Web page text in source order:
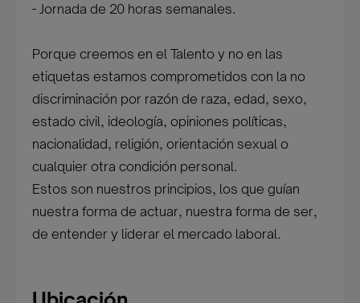
- Jornada de 20 horas semanales.
Porque creemos en el Talento y no en las
etiquetas estamos comprometidos con la no
discriminación por razón de raza, edad, sexo,
estado civil, ideología, opiniones políticas,
nacionalidad, religión, orientación sexual o
cualquier otra condición personal.
Estos son nuestros principios, los que guían
nuestra forma de actuar, nuestra forma de ser,
de entender y liderar el mercado laboral.